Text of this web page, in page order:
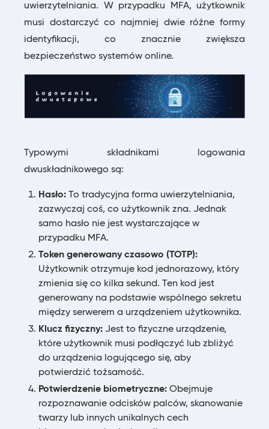
uwierzytelniania. W przypadku MFA, użytkownik
musi dostarczyć co najmniej dwie różne formy
identyfikacji, co znacznie zwiększa
bezpieczeństwo systemów online.
Typowymi składnikami logowania
dwuskładnikowego są:
Hasło: To tradycyjna forma uwierzytelniania,
zazwyczaj coś, co użytkownik zna. Jednak
samo hasło nie jest wystarczające w
przypadku MFA.
Token generowany czasowo (TOTP):
Użytkownik otrzymuje kod jednorazowy, który
zmienia się co kilka sekund. Ten kod jest
generowany na podstawie wspólnego sekretu
między serwerem a urządzeniem użytkownika.
Klucz fizyczny: Jest to fizyczne urządzenie,
które użytkownik musi podłączyć lub zbliżyć
do urządzenia logującego się, aby
potwierdzić tożsamość.
Potwierdzenie biometryczne: Obejmuje
rozpoznawanie odcisków palców, skanowanie
twarzy lub innych unikalnych cech